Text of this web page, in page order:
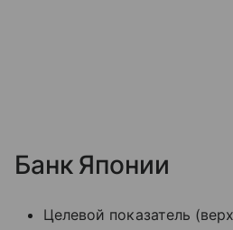
Банк Японии
Целевой показатель